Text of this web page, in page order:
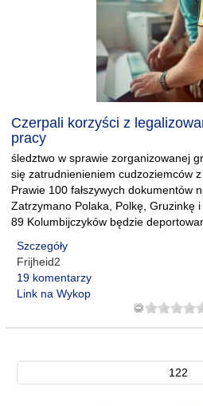
Czerpali korzyści z
pracy
śledztwo w sprawie zorganizowanej
się zatrudnienieniem cudzoziemców z
Prawie 100 fałszywych dokumentów
Zatrzymano Polaka, Polkę, Gruzinkę
89 Kolumbijczyków będzie
Szczegóły
Frijheid2
19 komentarzy
Link na Wykop
122